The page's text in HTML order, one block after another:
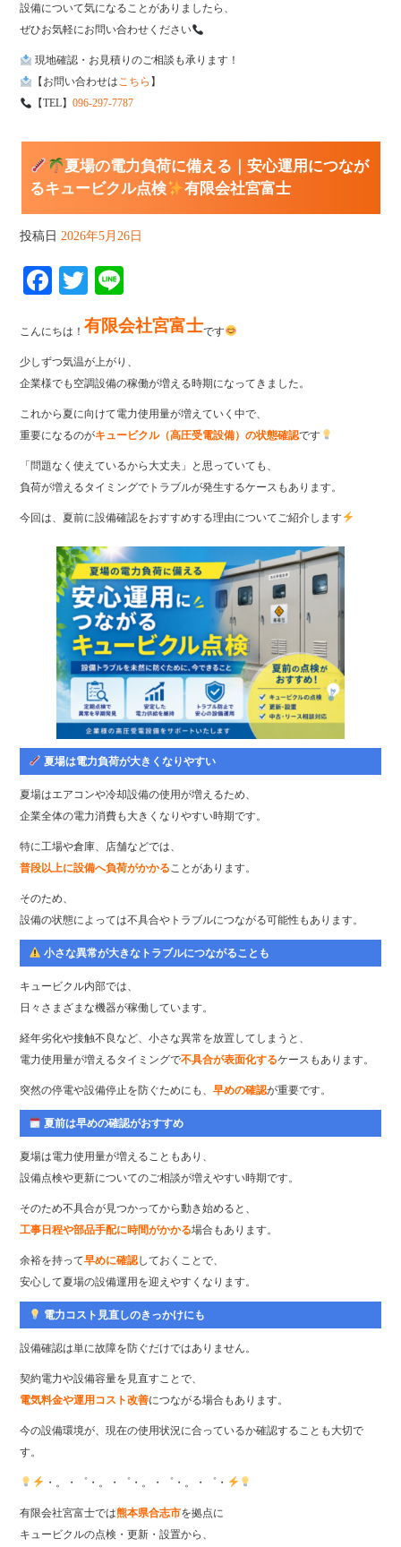
設備について気になることがありましたら、
ぜひお気軽にお問い合わせください
現地確認・お見積りのご相談も承ります！
【お問い合わせはこちら 】
【TEL】096-297-7787
夏場の電力負荷に備える｜安心運用につなが
るキュービクル点検
有限会社宮富士
投稿日 2026年5月26日
Fa
bo
ok
T
wi
tte
r
ne
こんにちは！有限会社宮富士です
少しずつ気温が上がり、
企業様でも空調設備の稼働が増える時期になってきました。
これから夏に向けて電力使用量が増えていく中で、
重要になるのがキュービクル（高圧受電設備）の状態確認です
「問題なく使えているから大丈夫」と思っていても、
負荷が増えるタイミングでトラブルが発生するケースもあります。
今回は、夏前に設備確認をおすすめする理由についてご紹介します
夏場は電力負荷が大きくなりやすい
夏場はエアコンや冷却設備の使用が増えるため、
企業全体の電力消費も大きくなりやすい時期です。
特に工場や倉庫、店舗などでは、
普段以上に設備へ負荷がかかることがあります。
そのため、
設備の状態によっては不具合やトラブルにつながる可能性もあります。
小さな異常が大きなトラブルにつながることも
キュービクル内部では、
日々さまざまな機器が稼働しています。
経年劣化や接触不良など、小さな異常を放置してしまうと、
電力使用量が増えるタイミングで不具合が表面化するケースもあります。
突然の停電や設備停止を防ぐためにも、早めの確認が重要です。
夏前は早めの確認がおすすめ
夏場は電力使用量が増えることもあり、
設備点検や更新についてのご相談が増えやすい時期です。
そのため不具合が見つかってから動き始めると、
工事日程や部品手配に時間がかかる場合もあります。
余裕を持って早めに確認しておくことで、
安心して夏場の設備運用を迎えやすくなります。
電力コスト見直しのきっかけにも
設備確認は単に故障を防ぐだけではありません。
契約電力や設備容量を見直すことで、
電気料金や運用コスト改善につながる場合もあります。
今の設備環境が、現在の使用状況に合っているか確認することも大切で
す。
・。・゜・。・゜・。・゜・。・゜・
有限会社宮富士では熊本県合志市を拠点に
キュービクルの点検・更新・設置から、